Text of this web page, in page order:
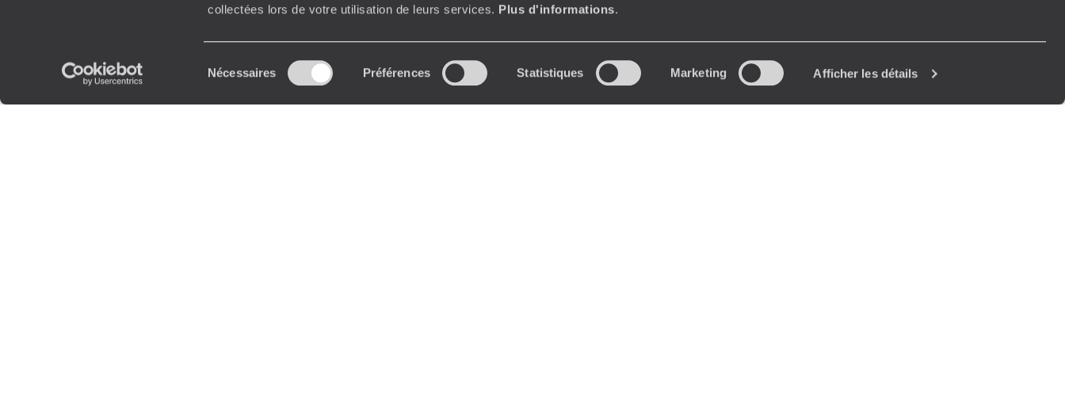
collectées lors de votre utilisation de leurs services. Plus d'informations.
du
Nécessaires Préférences Statistiques Marketing Afficher les détails